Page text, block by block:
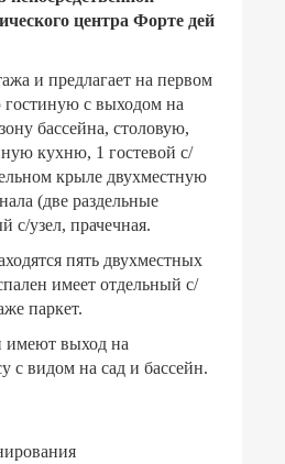
центра Форте дей
и предлагает на первом
с выходом на
бассейна, столовую,
кухню, 1 гостевой с/
крыле двухместную
(две раздельные
с/узел, прачечная.
пять двухместных
имеет отдельный с/
паркет.
имеют выход на
с видом на сад и бассейн.